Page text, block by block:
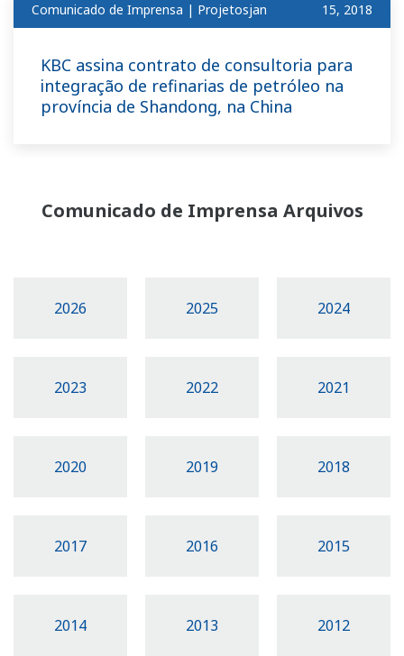
Comunicado de Imprensa | Projetosjan 15, 2018
KBC assina contrato de consultoria para
integração de refinarias de petróleo na
província de Shandong, na China
Comunicado de Imprensa Arquivos
2026 2025 2024
2023 2022 2021
2020 2019 2018
2017 2016 2015
2014 2013 2012